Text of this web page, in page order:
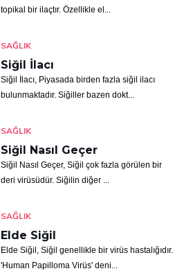
topikal bir ilaçtır. Özellikle el...
SAĞLIK
Siğil İlacı
Siğil İlacı, Piyasada birden fazla siğil ilacı
bulunmaktadır. Siğiller bazen dokt...
SAĞLIK
Siğil Nasıl Geçer
Siğil Nasıl Geçer, Siğil çok fazla görülen bir
deri virüsüdür. Siğilin diğer ...
SAĞLIK
Elde Siğil
Elde Siğil, Siğil genellikle bir virüs hastalığıdır.
'Human Papilloma Virüs' deni...